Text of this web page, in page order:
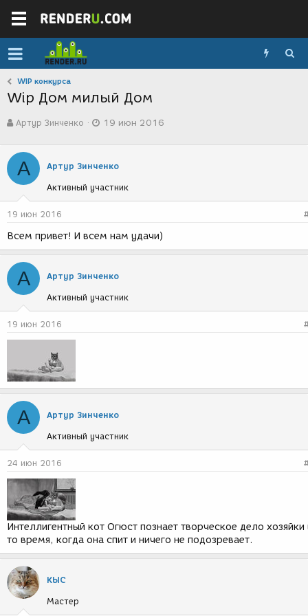
WIP конкурса
Wip Дом милый Дом
в
о
р
т
е
м
ы
Артур Зинченко
а
с
з
д
и
я
19 июн 2016
А Артур Зинченко
Активный участник
19 июн 2016
Всем привет! И всем нам удачи)
А Артур Зинченко
Активный участник
19 июн 2016
А Артур Зинченко
Активный участник
24 июн 2016
Интеллигентный кот Огюст познает творческое дело хозяйки
то время, когда она спит и ничего не подозревает.
КЫС
Мастер